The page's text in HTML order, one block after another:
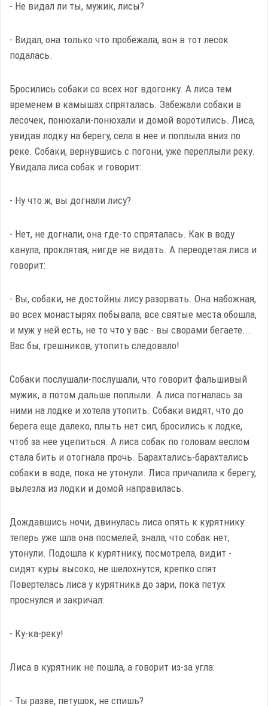
- Не видал ли ты, мужик, лисы?
- Видал, она только что пробежала, вон в тот лесок
подалась.
Бросились собаки со всех ног вдогонку. А лиса тем
временем в камышах спряталась. Забежали собаки в
лесочек, понюхали-понюхали и домой воротились. Лиса,
увидав лодку на берегу, села в нее и поплыла вниз по
реке. Собаки, вернувшись с погони, уже переплыли реку.
Увидала лиса собак и говорит:
- Ну что ж, вы догнали лису?
- Нет, не догнали, она где-то спряталась. Как в воду
канула, проклятая, нигде не видать. А переодетая лиса и
говорит:
- Вы, собаки, не достойны лису разорвать. Она набожная,
во всех монастырях побывала, все святые места обошла,
и муж у ней есть, не то что у вас - вы сворами бегаете...
Вас бы, грешников, утопить следовало!
Собаки послушали-послушали, что говорит фальшивый
мужик, а потом дальше поплыли. А лиса погналась за
ними на лодке и хотела утопить. Собаки видят, что до
берега еще далеко, плыть нет сил, бросились к лодке,
чтоб за нее уцепиться. А лиса собак по головам веслом
стала бить и отогнала прочь. Барахтались-барахтались
собаки в воде, пока не утонули. Лиса причалила к берегу,
вылезла из лодки и домой направилась.
Дождавшись ночи, двинулась лиса опять к курятнику:
теперь уже шла она посмелей, знала, что собак нет,
утонули. Подошла к курятнику, посмотрела, видит -
сидят куры высоко, не шелохнутся, крепко спят.
Повертелась лиса у курятника до зари, пока петух
проснулся и закричал:
- Ку-ка-реку!
Лиса в курятник не пошла, а говорит из-за угла:
- Ты разве, петушок, не спишь?